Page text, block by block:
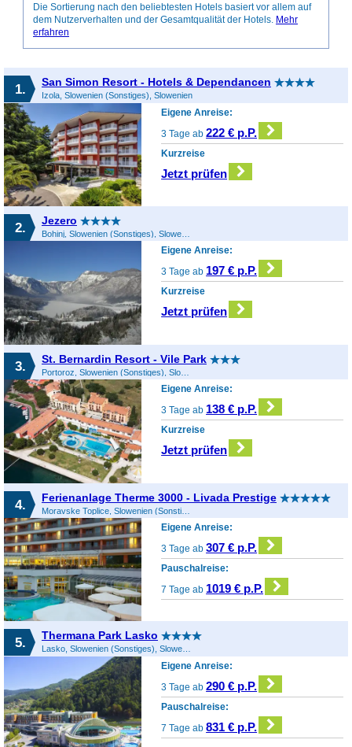
Die Sortierung nach den beliebtesten Hotels basiert vor allem auf
dem Nutzerverhalten und der Gesamtqualität der Hotels. Mehr
erfahren
1. San Simon Resort - Hotels & Dependancen
Izola, Slowenien (Sonstiges), Slowenien
Eigene Anreise:
3 Tage ab222 € p.P.
Kurzreise
Jetzt prüfen
2. Jezero
Bohinj, Slowenien (Sonstiges), Slowenien
Eigene Anreise:
3 Tage ab 197 € p.P.
Kurzreise
Jetzt prüfen
3. St. Bernardin Resort - Vile Park
Portoroz, Slowenien (Sonstiges), Slowenien
Eigene Anreise:
3 Tage ab 138 € p.P.
Kurzreise
Jetzt prüfen
4. Ferienanlage Therme 3000 - Livada Prestige
Moravske Toplice, Slowenien (Sonstiges), Slowenien
Eigene Anreise:
3 Tage ab307 € p.P.
Pauschalreise:
7 Tage ab 1019 € p.P.
5. Thermana Park Lasko
Lasko, Slowenien (Sonstiges), Slowenien
Eigene Anreise:
3 Tage ab290 € p.P.
Pauschalreise:
7 Tage ab831 € p.P.